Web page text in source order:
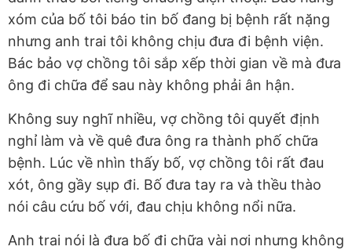
xóm của bố tôi báo tin bố đang bị bệnh rất nặng
nhưng anh trai tôi không chịu đưa đi bệnh viện.
Bác bảo vợ chồng tôi sắp xếp thời gian về mà đưa
ông đi chữa để sau này không phải ân hận.
Không suy nghĩ nhiều, vợ chồng tôi quyết định
nghỉ làm và về quê đưa ông ra thành phố chữa
bệnh. Lúc về nhìn thấy bố, vợ chồng tôi rất đau
xót, ông gầy sụp đi. Bố đưa tay ra và thều thào
nói câu cứu bố với, đau chịu không nổi nữa.
Anh trai nói là đưa bố đi chữa vài nơi nhưng không